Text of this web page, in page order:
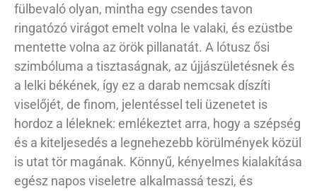
fülbevaló olyan, mintha egy csendes tavon
ringatózó virágot emelt volna le valaki, és ezüstbe
mentette volna az örök pillanatát. A lótusz ősi
szimbóluma a tisztaságnak, az újjászületésnek és
a lelki békének, így ez a darab nemcsak díszíti
viselőjét, de finom, jelentéssel teli üzenetet is
hordoz a léleknek: emlékeztet arra, hogy a szépség
és a kiteljesedés a legnehezebb körülmények közül
is utat tör magának. Könnyű, kényelmes kialakítása
egész napos viseletre alkalmassá teszi, és